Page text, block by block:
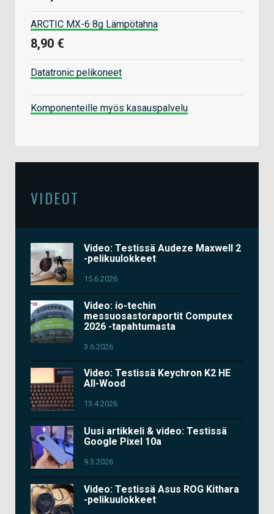
ARCTIC MX-6 8g Lämpötahna
8,90 €
Datatronic pelikoneet
Komponenteille myös kasauspalvelu
VIDEOT
Video: Testissä Audeze Maxwell 2
-pelikuulokkeet
15.6.2026
Video: io-techin
messuosastoraportit Computex
2026 -tapahtumasta
3.6.2026
Video: Testissä Keychron K2 HE
All-Wood
13.4.2026
Uusi artikkeli & video: Testissä
Google Pixel 10a
9.3.2026
Video: Testissä Asus ROG Kithara
-pelikuulokkeet